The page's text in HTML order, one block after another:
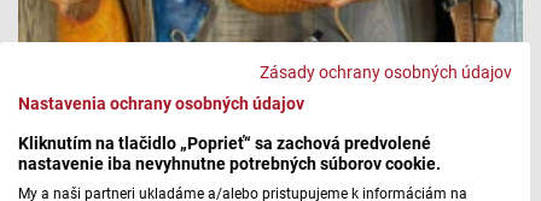
Zásady ochrany osobných údajov
Nastavenia ochrany osobných údajov
Kliknutím na tlačidlo „Poprieť“ sa zachová predvolené
nastavenie iba nevyhnutne potrebných súborov cookie.
My a naši partneri ukladáme a/alebo pristupujeme k informáciám na